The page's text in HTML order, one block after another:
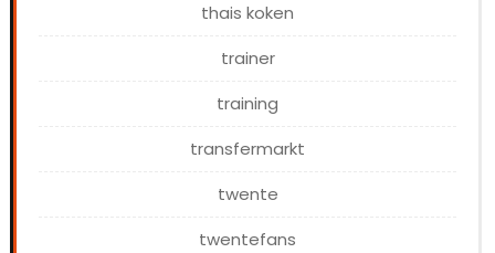
thais koken
trainer
training
transfermarkt
twente
twentefans